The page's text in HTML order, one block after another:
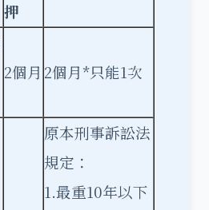
押
2個月 2個月*只能1次
原本刑事訴訟法
規定：
1.最重10年以下